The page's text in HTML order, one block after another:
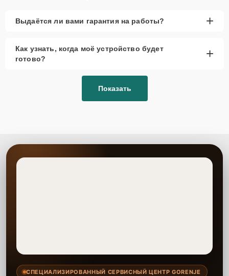
Выдаётся ли вами гарантия на работы? +
Как узнать, когда моё устройство будет
готово?
+
Показать
СПЕЦИАЛИЗИРОВАННЫЙ СЕРВИСНЫЙ ЦЕНТР GORENJE